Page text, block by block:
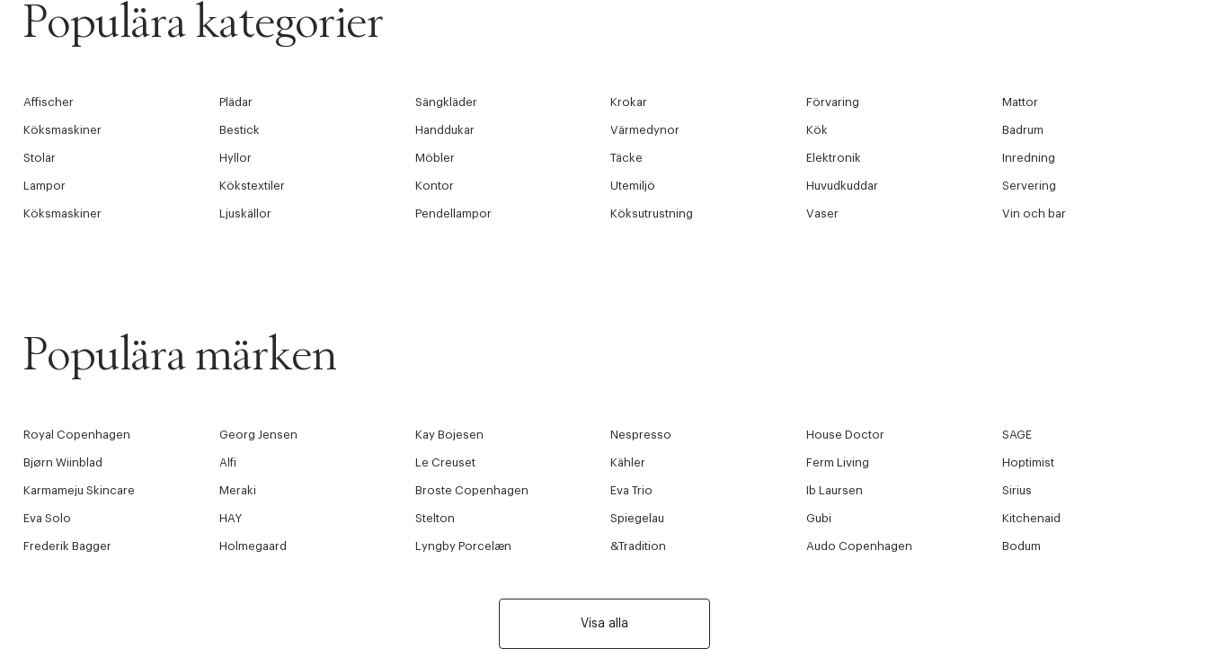
Populära kategorier
Affischer Plädar Sängkläder Krokar Förvaring Mattor
Köksmaskiner Bestick Handdukar Värmedynor Kök Badrum
Stolar Hyllor Möbler Täcke Elektronik Inredning
Lampor Kökstextiler Kontor Utemiljö Huvudkuddar Servering
Köksmaskiner Ljuskällor Pendellampor Köksutrustning Vaser Vin och bar
Populära märken
Royal Copenhagen Georg Jensen Kay Bojesen Nespresso House Doctor SAGE
Bjørn Wiinblad Alfi Le Creuset Kähler Ferm Living Hoptimist
Karmameju Skincare Meraki Broste Copenhagen Eva Trio Ib Laursen Sirius
Eva Solo HAY Stelton Spiegelau Gubi Kitchenaid
Frederik Bagger Holmegaard Lyngby Porcelæn &Tradition Audo Copenhagen Bodum
Visa alla